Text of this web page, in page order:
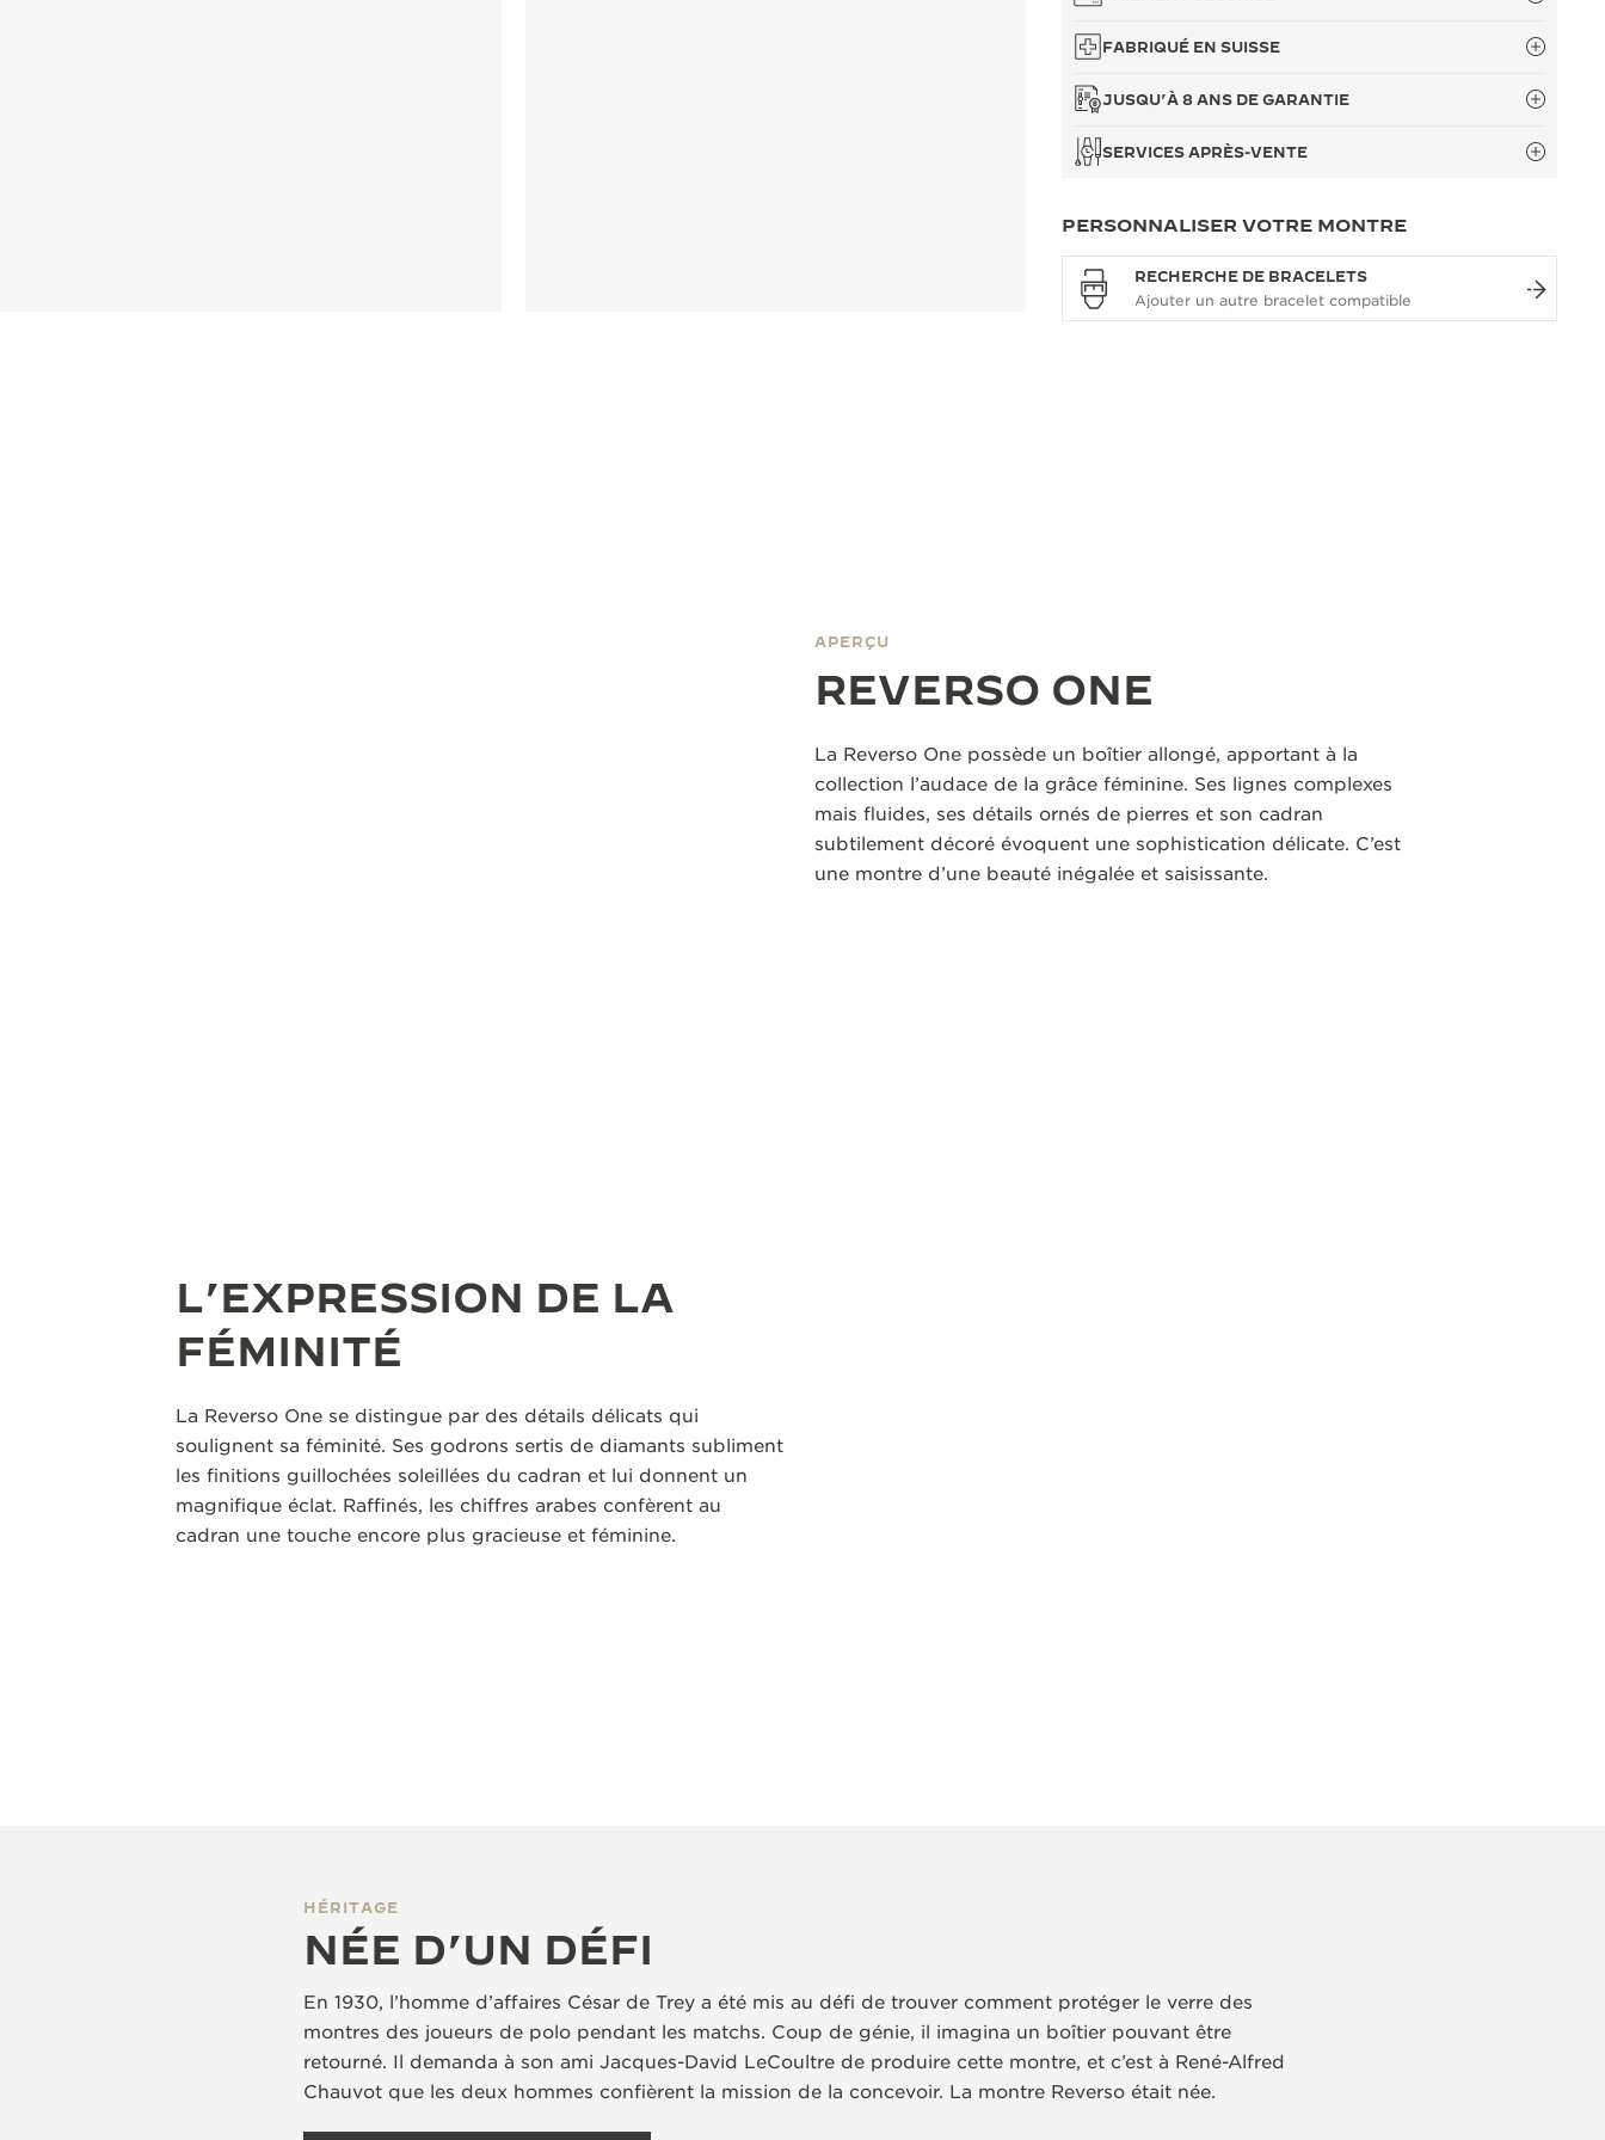
FABRIQUÉ EN SUISSE
JUSQU’À 8 ANS DE GARANTIE
SERVICES APRÈS-VENTE
PERSONNALISER VOTRE MONTRE
RECHERCHE DE BRACELETS
APERÇU
REVERSO ONE
La Reverso One possède un boîtier allongé, apportant à la
collection l’audace de la grâce féminine. Ses lignes complexes
mais fluides, ses détails ornés de pierres et son cadran
subtilement décoré évoquent une sophistication délicate. C’est
une montre d’une beauté inégalée et saisissante.
L’EXPRESSION DE LA
FÉMINITÉ
La Reverso One se distingue par des détails délicats qui
soulignent sa féminité. Ses godrons sertis de diamants subliment
les finitions guillochées soleillées du cadran et lui donnent un
magnifique éclat. Raffinés, les chiffres arabes confèrent au
cadran une touche encore plus gracieuse et féminine.
HÉRITAGE
NÉE D’UN DÉFI
En 1930, l’homme d’affaires César de Trey a été mis au défi de trouver comment protéger le verre des
montres des joueurs de polo pendant les matchs. Coup de génie, il imagina un boîtier pouvant être
retourné. Il demanda à son ami Jacques-David LeCoultre de produire cette montre, et c’est à René-Alfred
Chauvot que les deux hommes confièrent la mission de la concevoir. La montre Reverso était née.